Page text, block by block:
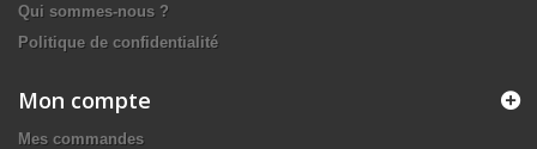
Qui sommes-nous ?
Politique de confidentialité
Mon compte
Mes commandes